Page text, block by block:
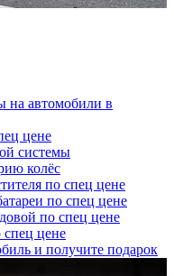
на автомобили в
цене
системы
колёс
по спец цене
по спец цене
по спец цене
спец цене
и получите подарок